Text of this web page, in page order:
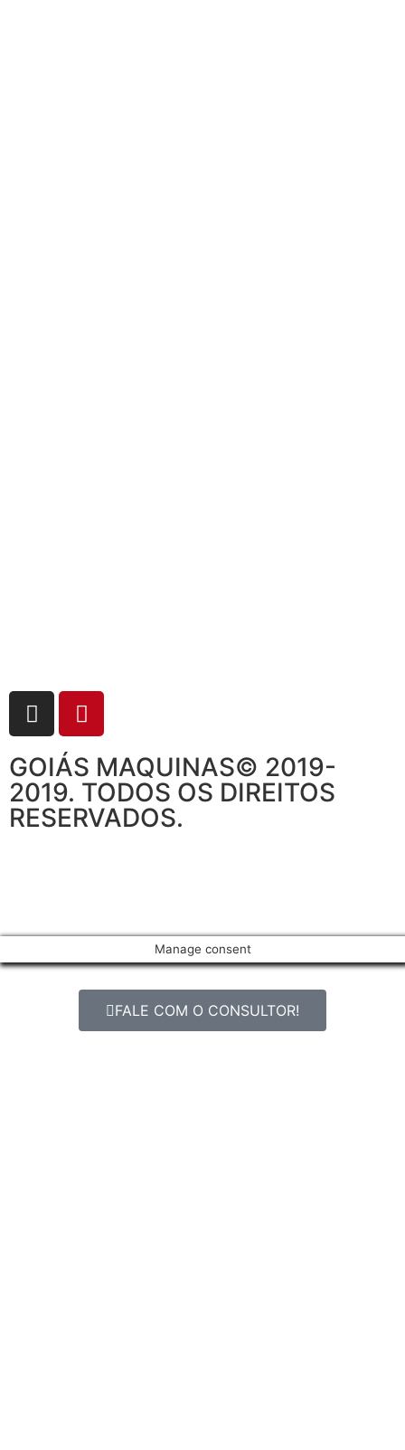
GOIÁS MAQUINAS© 2019-
2019. TODOS OS DIREITOS
RESERVADOS.
Manage consent
FALE COM O CONSULTOR!